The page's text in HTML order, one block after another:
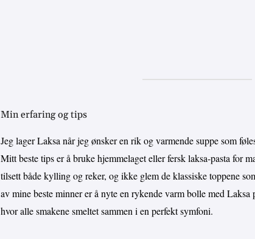
Min erfaring og tips
Jeg lager Laksa når jeg ønsker en rik og varmende suppe som
Mitt beste tips er å bruke hjemmelaget eller fersk laksa-pasta for
tilsett både kylling og reker, og ikke glem de klassiske toppene
av mine beste minner er å nyte en rykende varm bolle med
hvor alle smakene smeltet sammen i en perfekt symfoni.